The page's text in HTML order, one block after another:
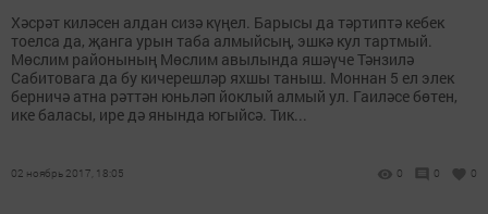
Хәсрәт киләсен алдан сизә күңел. Барысы да тәртиптә кебек
тоелса да, җанга урын таба алмыйсың, эшкә кул тартмый.
Мөслим районының Мөслим авылында яшәүче Тәнзилә
Сабитовага да бу кичерешләр яхшы таныш. Моннан 5 ел элек
берничә атна рәттән юньләп йоклый алмый ул. Гаиләсе бөтен,
ике баласы, ире дә янында югыйсә. Тик...
02 ноябрь 2017, 18:05 0 0 0